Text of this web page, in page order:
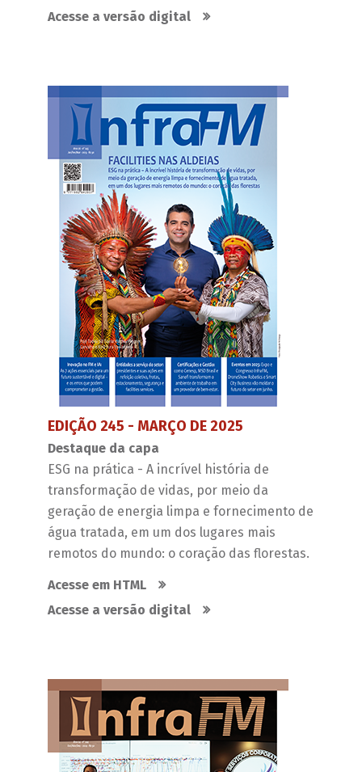
Acesse a versão digital
EDIÇÃO 245 - MARÇO DE 2025
Destaque da capa
ESG na prática - A incrível história de
transformação de vidas, por meio da
geração de energia limpa e fornecimento de
água tratada, em um dos lugares mais
remotos do mundo: o coração das florestas.
Acesse em HTML
Acesse a versão digital